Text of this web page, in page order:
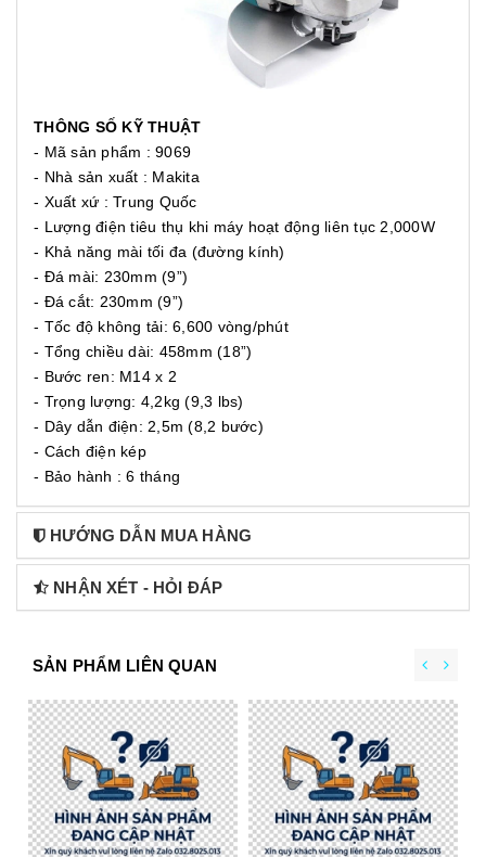
THÔNG SỐ KỸ THUẬT
- Mã sản phẩm : 9069
- Nhà sản xuất : Makita
- Xuất xứ : Trung Quốc
- Lượng điện tiêu thụ khi máy hoạt động liên tục 2,000W
- Khả năng mài tối đa (đường kính)
- Đá mài: 230mm (9”)
- Đá cắt: 230mm (9”)
- Tốc độ không tải: 6,600 vòng/phút
- Tổng chiều dài: 458mm (18”)
- Bước ren: M14 x 2
- Trọng lượng: 4,2kg (9,3 lbs)
- Dây dẫn điện: 2,5m (8,2 bước)
- Cách điện kép
- Bảo hành : 6 tháng
HƯỚNG DẪN MUA HÀNG
NHẬN XÉT - HỎI ĐÁP
SẢN PHẨM LIÊN QUAN